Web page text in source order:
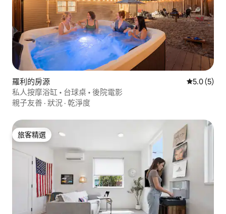
羅利的房源 從 5 則評
5.0 (5)
私人按摩浴缸 • 台球桌 • 後院電影
親子友善 · 狀況 · 乾淨度
旅客精選
旅客精選